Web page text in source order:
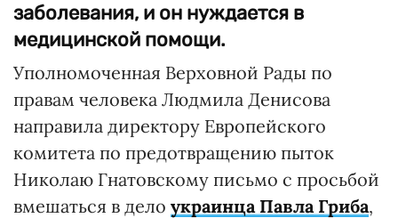
заболевания, и он нуждается в
медицинской помощи.
Уполномоченная Верховной Рады по
правам человека Людмила Денисова
направила директору Европейского
комитета по предотвращению пыток
Николаю Гнатовскому письмо с просьбой
вмешаться в дело украинца Павла Гриба,